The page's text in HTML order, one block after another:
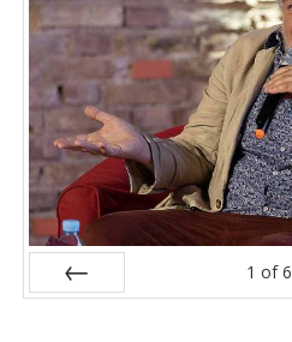
1 of 6